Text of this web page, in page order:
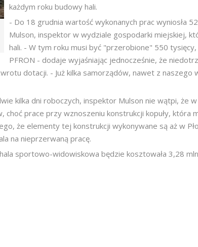
każdym roku budowy hali.
- Do 18 grudnia wartość wykonanych prac wyniosła
Mulson, inspektor w wydziale gospodarki miejskiej,
hali. - W tym roku musi być "przerobione" 550
PFRON - dodaje wyjaśniając jednocześnie, że
dotacji. - Już kilka samorządów, nawet z naszego
kilka dni roboczych, inspektor Mulson nie wątpi, że
prace przy wznoszeniu konstrukcji kopuły, która
że elementy tej konstrukcji wykonywane są aż w
na nieprzerwaną pracę.
sportowo-widowiskowa będzie kosztowała 3,28 mln